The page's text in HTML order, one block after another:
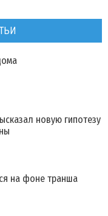
новую гипотезу
на фоне транша